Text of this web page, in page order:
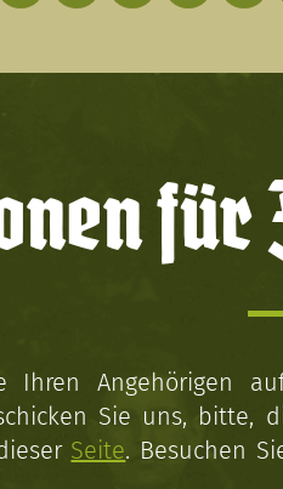
für
Ihren Angehörigen
Sie uns, bitte,
Seite. Besuchen